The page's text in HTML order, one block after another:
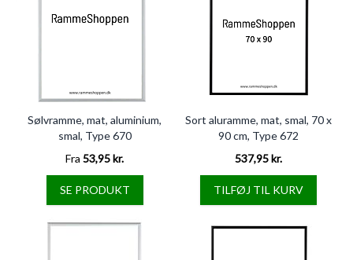
Sølvramme, mat, aluminium,
smal, Type 670
Fra 53,95 kr.
SE PRODUKT
Sort aluramme, mat, smal, 70 x
90 cm, Type 672
537,95 kr.
TILFØJ TIL KURV